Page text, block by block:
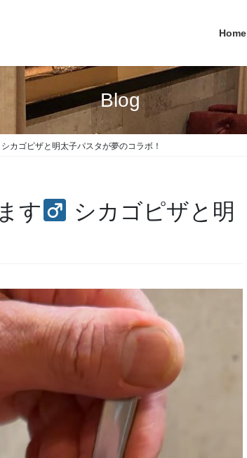
Home
Blog
シカゴピザと明太子パスタが夢のコラボ！
す‍
シカゴピザと明